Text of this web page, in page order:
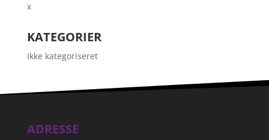
x
KATEGORIER
Ikke kategoriseret
ADRESSE